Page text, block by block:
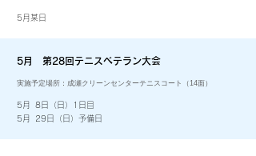
5月某日
5月 第28回テニスベテラン大会
​実施予定場所：成瀬クリーンセンターテニスコート（14面）
5月 8日（日）1日目
5月 29日（日）予備日​